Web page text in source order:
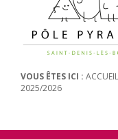
VOUS ÊTES ICI : ACCUEIL
2025/2026